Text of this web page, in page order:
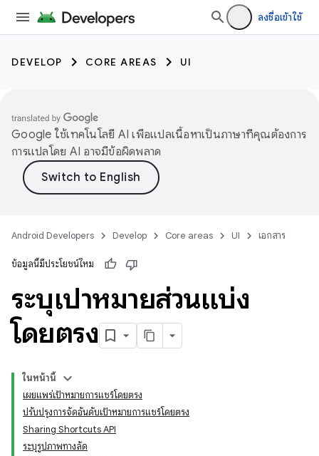
ลงชื่อเข้าใช้
DEVELOP CORE AREAS UI
Google ใช้เทคโนโลยี AI เพื่อแปลเนื้อหาเป็นภาษาที่คุณต้องการ
การแปลโดย AI อาจมีข้อผิดพลาด
Android Developers Develop Core areas UI เอกสาร
ข้อมูลนี้มีประโยชน์ไหม
ระบุเป้าหมายส่วนแบ่ง
โดยตรง
ในหน้านี้
เผยแพร่เป้าหมายการแชร์โดยตรง
ปรับปรุงการจัดอันดับเป้าหมายการแชร์โดยตรง
Sharing Shortcuts API
ระบุรูปภาพทางลัด